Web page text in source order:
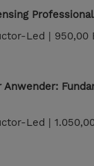
Led | 950,00
Led |